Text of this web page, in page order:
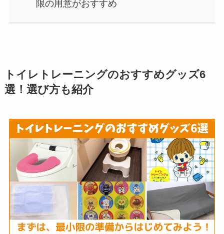
限の用意がおすすめ
トイレトレーニングのおすすめグッズ6
選！選び方も紹介